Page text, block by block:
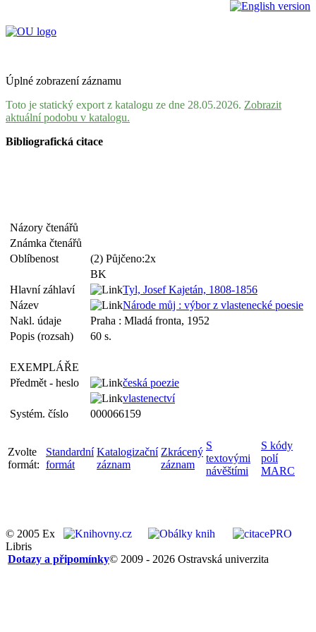
Úplné zobrazení záznamu
Toto je statický export z katalogu ze dne 28.05.2026. Zobrazit
aktuální podobu v katalogu.
Bibliografická citace
Názory čtenářů
Známka čtenářů
Oblíbenost
(2) Půjčeno:2x
BK
Hlavní záhlaví
Tyl, Josef Kajetán, 1808-1856
Název
Národe můj : výbor z vlastenecké poesie
Nakl. údaje
Praha : Mladá fronta, 1952
Popis (rozsah)
60 s.
EXEMPLÁŘE
Předmět - heslo
česká poezie
vlastenectví
Systém. číslo
000066159
Zvolte
formát:
Standardní
formát
Katalogizační
záznam
Zkrácený
záznam
S
textovými
návěštími
S kódy
polí
MARC
© 2005 Ex
Libris
© 2009 - 2026 Ostravská univerzita
Dotazy a připomínky